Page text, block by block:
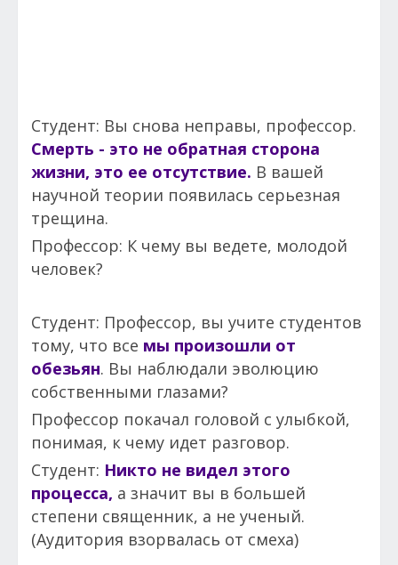
Студент: Вы снова неправы, профессор.
Смерть - это не обратная сторона
жизни, это ее отсутствие. В вашей
научной теории появилась серьезная
трещина.
Профессор: К чему вы ведете, молодой
человек?
Студент: Профессор, вы учите студентов
тому, что все мы произошли от
обезьян. Вы наблюдали эволюцию
собственными глазами?
Профессор покачал головой с улыбкой,
понимая, к чему идет разговор.
Студент: Никто не видел этого
процесса, а значит вы в большей
степени священник, а не ученый.
(Аудитория взорвалась от смеха)